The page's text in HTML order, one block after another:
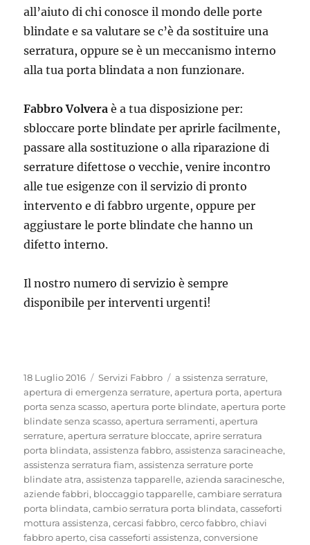
all’aiuto di chi conosce il mondo delle porte
blindate e sa valutare se c’è da sostituire una
serratura, oppure se è un meccanismo interno
alla tua porta blindata a non funzionare.
Fabbro Volvera è a tua disposizione per:
sbloccare porte blindate per aprirle facilmente,
passare alla sostituzione o alla riparazione di
serrature difettose o vecchie, venire incontro
alle tue esigenze con il servizio di pronto
intervento e di fabbro urgente, oppure per
aggiustare le porte blindate che hanno un
difetto interno.
Il nostro numero di servizio è sempre
disponibile per interventi urgenti!
Pubblicato
il
18 Luglio 2016 Categorie
Servizi Fabbro Tag
a ssistenza serrature,
apertura di emergenza serrature,apertura porta,apertura
porta senza scasso,apertura porte blindate,apertura porte
blindate senza scasso,apertura serramenti,apertura
serrature,apertura serrature bloccate,aprire serratura
porta blindata,assistenza fabbro,assistenza saracineache,
assistenza serratura fiam,assistenza serrature porte
blindate atra,assistenza tapparelle,azienda saracinesche,
aziende fabbri, bloccaggio tapparelle,cambiare serratura
porta blindata,cambio serratura porta blindata,casseforti
mottura assistenza,cercasi fabbro,cerco fabbro,chiavi
fabbro aperto,cisa casseforti assistenza,conversione